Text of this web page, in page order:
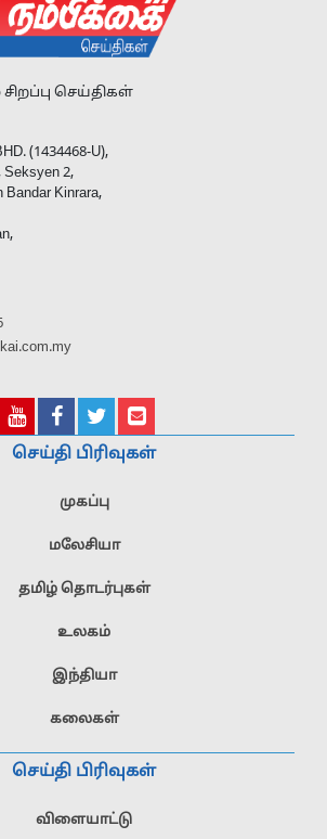
செய்திகள்
(1434468-U),
Seksyen 2,
Bandar Kinrara,
செய்தி பிரிவுகள்
முகப்பு
மலேசியா
தமிழ் தொடர்புகள்
உலகம்
இந்தியா
கலைகள்
செய்தி பிரிவுகள்
விளையாட்டு